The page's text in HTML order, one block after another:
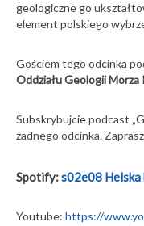
geologiczne go
element polskiego
Gościem tego odcinka
Oddziału Geologii
Subskrybujcie podcast
żadnego odcinka.
Spotify:s02e08 Helska
Youtube: https://